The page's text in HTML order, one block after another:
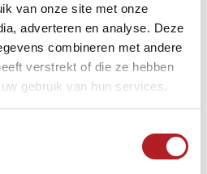
van onze site met onze
adverteren en analyse. Deze
combineren met andere
verstrekt of die ze hebben
gebruik van hun services.
KVC